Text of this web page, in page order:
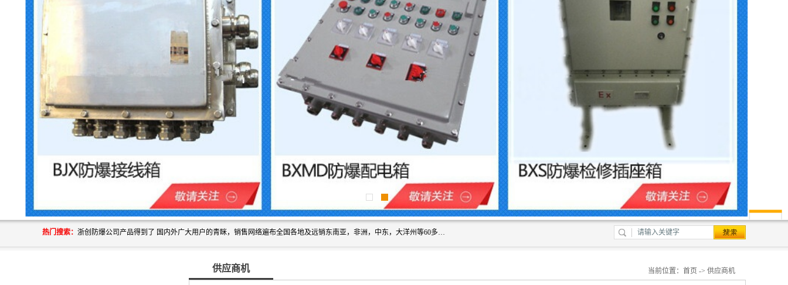
热门搜索： 浙创防爆公司产品得到了 国内外广大用户的青眯，销售网络遍布全国各地及远销东南亚，非洲，中东，大洋州等60多个国家和地区，并初步建立起以中国大陆为总部的全球营销体系。 专业生产：防爆电气，BXMD系列防爆照明动力配电箱，BJX防爆接线箱，BKX防爆控制箱，防爆检修电源箱，防爆开关箱，不锈钢防爆箱，201/304/316不锈钢防爆配电箱系列， 防爆防腐系列，防爆防腐操作柱，防爆防腐控制箱 浙创防爆
供应商机 当前位置： 首页 -> 供应商机